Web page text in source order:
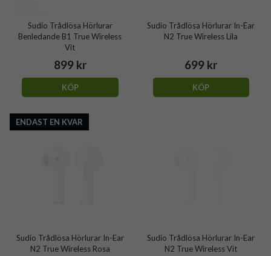
Sudio Trådlösa Hörlurar
Benledande B1 True Wireless
Vit
899 kr
KÖP
Sudio Trådlösa Hörlurar In-Ear
N2 True Wireless Lila
699 kr
KÖP
ENDAST EN KVAR
Sudio Trådlösa Hörlurar In-Ear
N2 True Wireless Rosa
Sudio Trådlösa Hörlurar In-Ear
N2 True Wireless Vit